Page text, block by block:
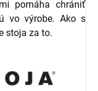
pomáha chrániť
vo výrobe. Ako s
stoja za to.